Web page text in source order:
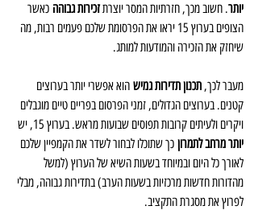
יותר. חשוב מכך, חזרתיות המסר יוצרת זכירות גבוהה כאשר
הצופים בערוץ 15 יראו את הפרסומת שלכם פעמים רבות, מה
שיחזק את הזכירה והמודעות למותג.
מעבר לכך, תכנון תדירות גמיש הוא אפשרי יותר בערוצים
קטנים. בערוצים הגדולים, זמני הפרסום בפריים טיים מוגבלים
ויקרים ולעיתים קרובות תפוסים שבועות מראש. בערוץ 15, יש
יותר מרחב לתמרון כך שתוכלו לבחור לשדר את הקמפיין שלכם
לאורך כל היום ובמיוחד בשעות השיא של הערוץ (למשל
מהדורות חדשות מרכזיות בשעות הערב) בתדירות גבוהה, מבלי
לפרוץ את מסגרת התקציב.